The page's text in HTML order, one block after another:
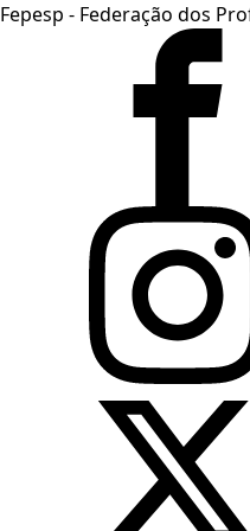
Fepesp - Federação dos